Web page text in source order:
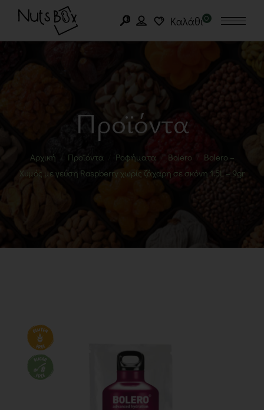
Καλάθι0
Προϊόντα
Αρχική Προϊόντα Ροφήματα Bolero
Bolero –
Χυμός με γεύση Raspberry χωρίς ζάχαρη σε σκόνη 1.5L – 9gr